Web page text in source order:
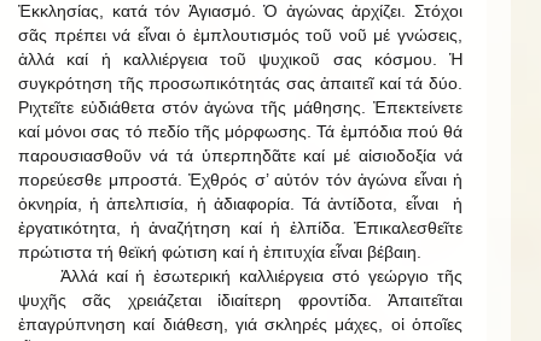
Ἐκκλησίας, κατά τόν Ἁγιασμό. Ὁ ἀγώνας ἀρχίζει. Στόχοι
σᾶς πρέπει νά εἶναι ὁ ἐμπλουτισμός τοῦ νοῦ μέ γνώσεις,
ἀλλά καί ἡ καλλιέργεια τοῦ ψυχικοῦ σας κόσμου. Ἡ
συγκρότηση τῆς προσωπικότητάς σας ἀπαιτεῖ καί τά δύο.
Ριχτεῖτε εὐδιάθετα στόν ἀγώνα τῆς μάθησης. Ἐπεκτείνετε
καί μόνοι σας τό πεδίο τῆς μόρφωσης. Τά ἐμπόδια πού θά
παρουσιασθοῦν νά τά ὑπερπηδᾶτε καί μέ αἰσιοδοξία νά
πορεύεσθε μπροστά. Ἐχθρός σ’ αὐτόν τόν ἀγώνα εἶναι ἡ
ὀκνηρία, ἡ ἀπελπισία, ἡ ἀδιαφορία. Τά ἀντίδοτα, εἶναι ἡ
ἐργατικότητα, ἡ ἀναζήτηση καί ἡ ἐλπίδα. Ἐπικαλεσθεῖτε
πρώτιστα τή θεϊκή φώτιση καί ἡ ἐπιτυχία εἶναι βέβαιη.
Ἀλλά καί ἡ ἐσωτερική καλλιέργεια στό γεώργιο τῆς
ψυχῆς σᾶς χρειάζεται ἰδιαίτερη φροντίδα. Ἀπαιτεῖται
ἐπαγρύπνηση καί διάθεση, γιά σκληρές μάχες, οἱ ὁποῖες